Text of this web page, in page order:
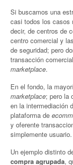
Si buscamos una
casi todos los casos
decir, de centros de
centro comercial y
de seguridad; pero
transacción
marketplace.
En el fondo, la
marketplace; pero la
en la intermediación
plataforma de
y oferente
simplemente usuario.
Un ejemplo distinto
compra agrupada,